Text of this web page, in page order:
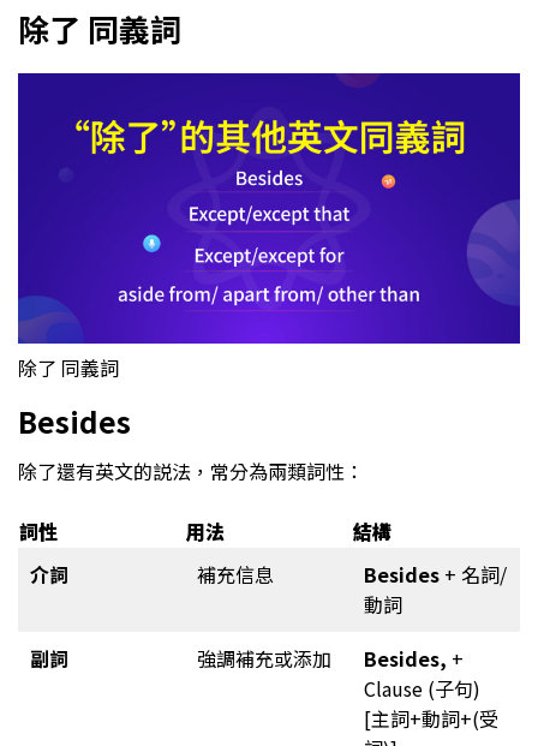
除了 同義詞
除了 同義詞
Besides
除了還有英文的説法，常分為兩類詞性：
詞性 用法
結構
介詞
補充信息 Besides + 名詞/
動詞
副詞
強調補充或添加 Besides, +
Clause (子句)
[主詞+動詞+(受